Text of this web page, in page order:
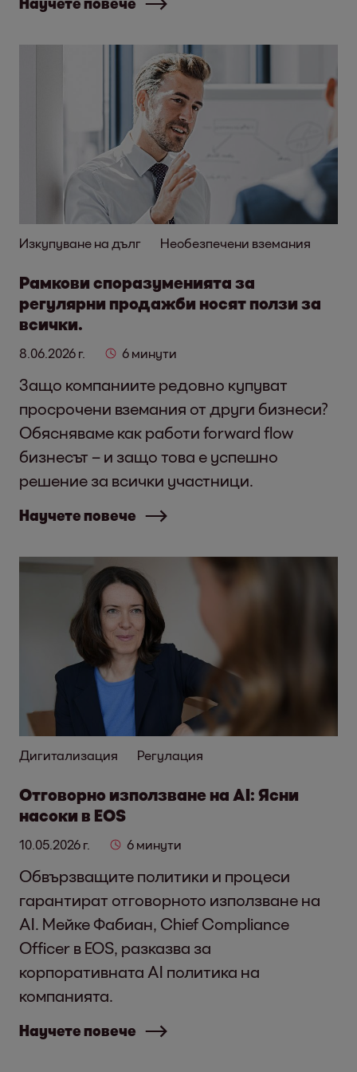
Изкупуване на дълг Необезпечени вземания
Рамкови споразуменията за
регулярни продажби носят ползи за
всички.
8.06.2026 г. 6 минути
Защо компаниите редовно купуват
просрочени вземания от други бизнеси?
Обясняваме как работи forward flow
бизнесът – и защо това е успешно
решение за всички участници.
Научете повече
Дигитализация Регулация
Отговорно използване на AI: Ясни
насоки в EOS
10.05.2026 г. 6 минути
Обвързващите политики и процеси
гарантират отговорното използване на
AI. Мейке Фабиан, Chief Compliance
Officer в EOS, разказва за
корпоративната AI политика на
компанията.
Научете повече